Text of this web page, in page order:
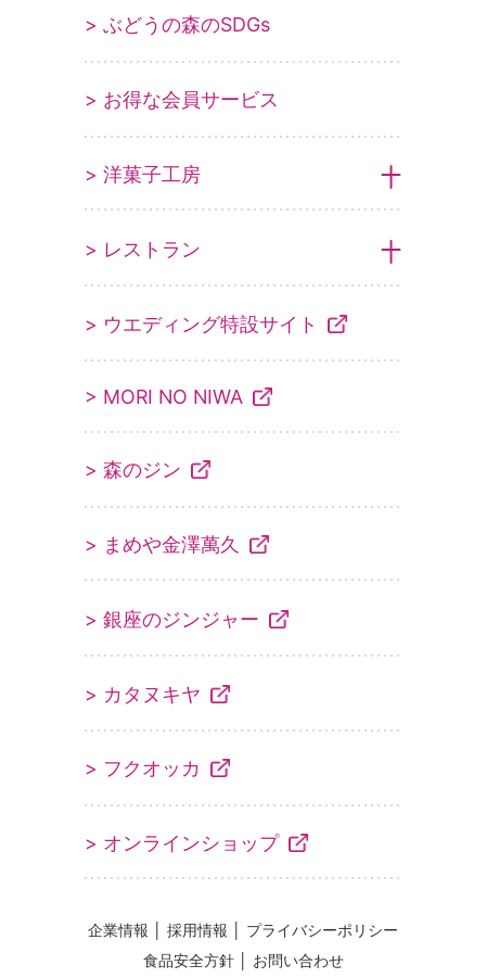
> ぶどうの森のSDGs
> お得な会員サービス
> 洋菓子工房
> レストラン
> ウエディング特設サイト
> MORI NO NIWA
> 森のジン
> まめや金澤萬久
> 銀座のジンジャー
> カタヌキヤ
> フクオッカ
> オンラインショップ
企業情報 採用情報
プライバシーポリシー
食品安全方針│ お問い合わせ